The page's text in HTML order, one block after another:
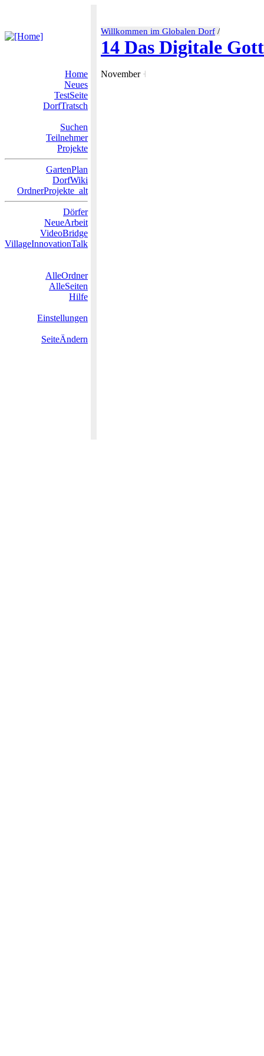
Willkommen im Globalen Dorf /
14 Das Digitale
Home
Neues
TestSeite
DorfTratsch
Suchen
Teilnehmer
Projekte
GartenPlan
DorfWiki
OrdnerProjekte_alt
Dörfer
NeueArbeit
VideoBridge
VillageInnovationTalk
AlleOrdner
AlleSeiten
Hilfe
Einstellungen
SeiteÄndern
November ˧